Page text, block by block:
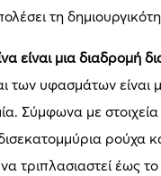
τη
είναι μια διαδρομή
των υφασμάτων είναι
Σύμφωνα με
ρούχα
τριπλασιαστεί έως